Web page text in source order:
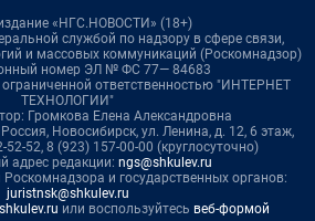
«НГС.НОВОСТИ» (18+)
службой по надзору в сфере связи,
и массовых коммуникаций (Роскомнадзор)
номер ЭЛ № ФС 77— 84683
ответственностью "ИНТЕРНЕТ
ТЕХНОЛОГИИ"
Громкова Елена Александровна
Новосибирск, ул. Ленина, д. 12, 6 этаж,
52, 8 (923) 157-00-00 (круглосуточно)
адрес редакции: ngs@shkulev.ru
и государственных органов:
juristnsk@shkulev.ru
или воспользуйтесь веб-формой